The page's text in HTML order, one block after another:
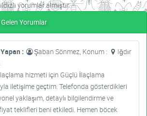
yorumlar almıştır.
Yorumlar
: Şaban Sönmez, Konum :
Iğdır
hizmeti için Güçlü İlaçlama
iletişime geçtim. Telefonda gösterdikleri
yaklaşım, detaylı bilgilendirme ve
teklifleri beni etkiledi. Hemen böcek